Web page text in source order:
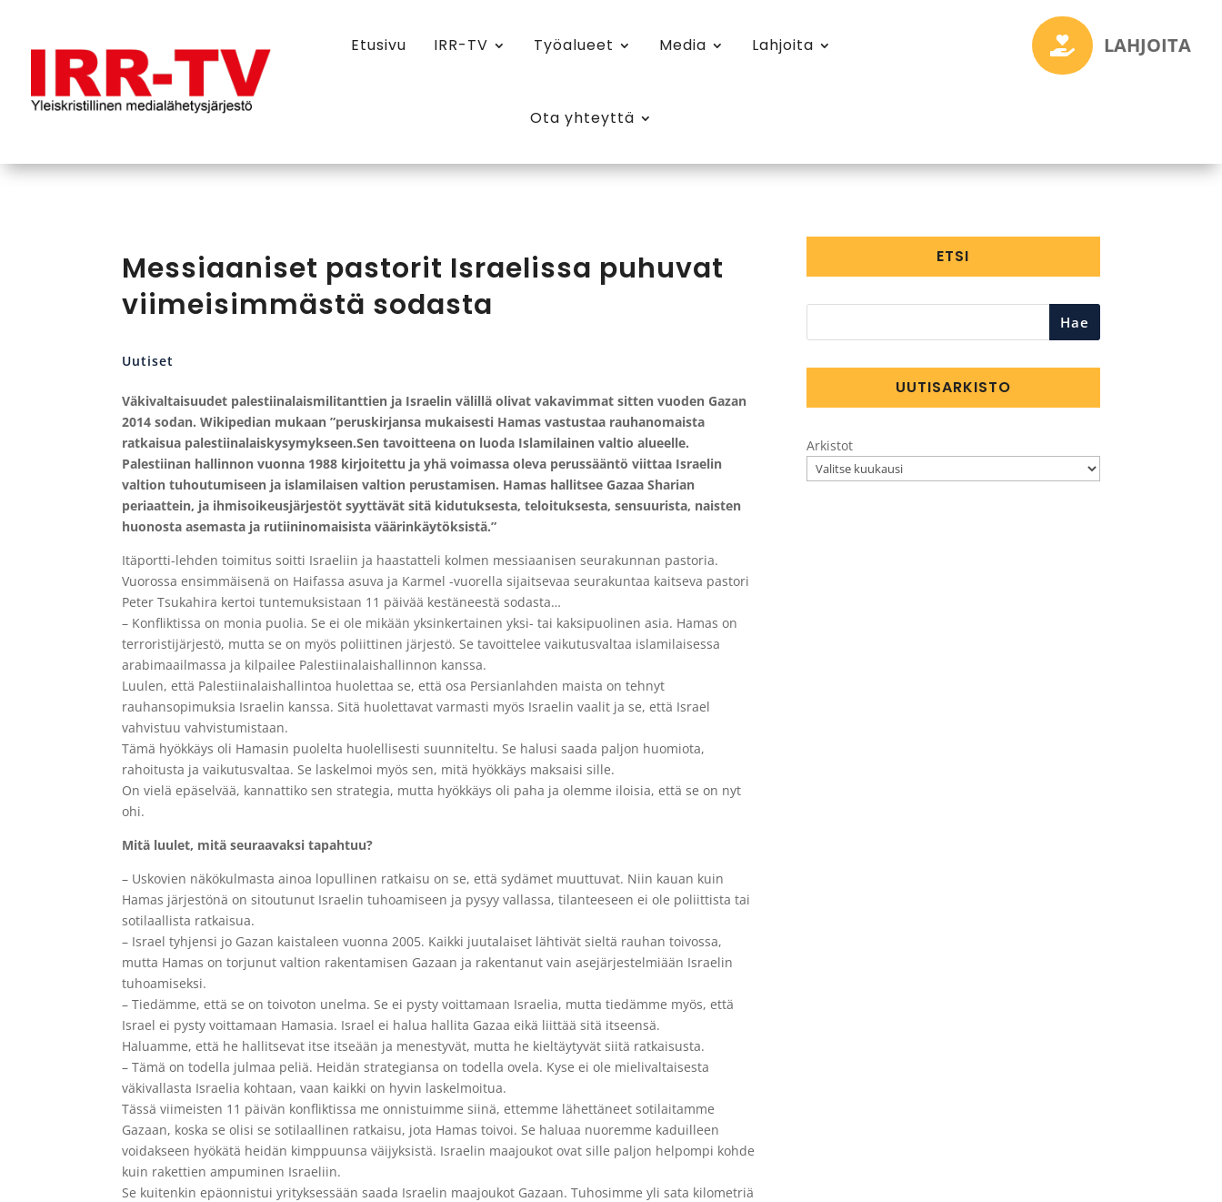
Etusivu IRR-TV Työalueet Media Lahjoita
Ota yhteyttä
 LAHJOITA
Messiaaniset pastorit Israelissa puhuvat
viimeisimmästä sodasta
Uutiset
Väkivaltaisuudet palestiinalaismilitanttien ja Israelin välillä olivat vakavimmat sitten vuoden Gazan
2014 sodan. Wikipedian mukaan ”peruskirjansa mukaisesti Hamas vastustaa rauhanomaista
ratkaisua palestiinalaiskysymykseen.Sen tavoitteena on luoda Islamilainen valtio alueelle.
Palestiinan hallinnon vuonna 1988 kirjoitettu ja yhä voimassa oleva perussääntö viittaa Israelin
valtion tuhoutumiseen ja islamilaisen valtion perustamisen. Hamas hallitsee Gazaa Sharian
periaattein, ja ihmisoikeusjärjestöt syyttävät sitä kidutuksesta, teloituksesta, sensuurista, naisten
huonosta asemasta ja rutiininomaisista väärinkäytöksistä.”
Itäportti-lehden toimitus soitti Israeliin ja haastatteli kolmen messiaanisen seurakunnan pastoria.
Vuorossa ensimmäisenä on Haifassa asuva ja Karmel -vuorella sijaitsevaa seurakuntaa kaitseva pastori
Peter Tsukahira kertoi tuntemuksistaan 11 päivää kestäneestä sodasta…
– Konfliktissa on monia puolia. Se ei ole mikään yksinkertainen yksi- tai kaksipuolinen asia. Hamas on
terroristijärjestö, mutta se on myös poliittinen järjestö. Se tavoittelee vaikutusvaltaa islamilaisessa
arabimaailmassa ja kilpailee Palestiinalaishallinnon kanssa.
Luulen, että Palestiinalaishallintoa huolettaa se, että osa Persianlahden maista on tehnyt
rauhansopimuksia Israelin kanssa. Sitä huolettavat varmasti myös Israelin vaalit ja se, että Israel
vahvistuu vahvistumistaan.
Tämä hyökkäys oli Hamasin puolelta huolellisesti suunniteltu. Se halusi saada paljon huomiota,
rahoitusta ja vaikutusvaltaa. Se laskelmoi myös sen, mitä hyökkäys maksaisi sille.
On vielä epäselvää, kannattiko sen strategia, mutta hyökkäys oli paha ja olemme iloisia, että se on nyt
ohi.
Mitä luulet, mitä seuraavaksi tapahtuu?
– Uskovien näkökulmasta ainoa lopullinen ratkaisu on se, että sydämet muuttuvat. Niin kauan kuin
Hamas järjestönä on sitoutunut Israelin tuhoamiseen ja pysyy vallassa, tilanteeseen ei ole poliittista tai
sotilaallista ratkaisua.
– Israel tyhjensi jo Gazan kaistaleen vuonna 2005. Kaikki juutalaiset lähtivät sieltä rauhan toivossa,
mutta Hamas on torjunut valtion rakentamisen Gazaan ja rakentanut vain asejärjestelmiään Israelin
tuhoamiseksi.
– Tiedämme, että se on toivoton unelma. Se ei pysty voittamaan Israelia, mutta tiedämme myös, että
Israel ei pysty voittamaan Hamasia. Israel ei halua hallita Gazaa eikä liittää sitä itseensä.
Haluamme, että he hallitsevat itse itseään ja menestyvät, mutta he kieltäytyvät siitä ratkaisusta.
– Tämä on todella julmaa peliä. Heidän strategiansa on todella ovela. Kyse ei ole mielivaltaisesta
väkivallasta Israelia kohtaan, vaan kaikki on hyvin laskelmoitua.
Tässä viimeisten 11 päivän konfliktissa me onnistuimme siinä, ettemme lähettäneet sotilaitamme
Gazaan, koska se olisi se sotilaallinen ratkaisu, jota Hamas toivoi. Se haluaa nuoremme kaduilleen
voidakseen hyökätä heidän kimppuunsa väijyksistä. Israelin maajoukot ovat sille paljon helpompi kohde
kuin rakettien ampuminen Israeliin.
Se kuitenkin epäonnistui yrityksessään saada Israelin maajoukot Gazaan. Tuhosimme yli sata kilometriä
ETSI
Hae
UUTISARKISTO
Arkistot